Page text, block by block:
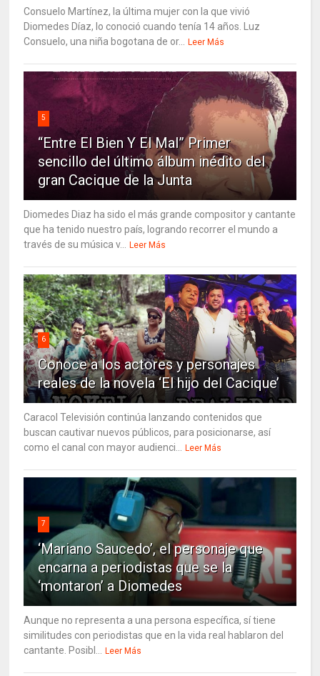
Consuelo Martínez, la última mujer con la que vivió
Diomedes Díaz, lo conoció cuando tenía 14 años. Luz
Consuelo, una niña bogotana de or... Leer Más
5
“Entre El Bien Y El Mal” Primer
sencillo del último álbum inédito del
gran Cacique de la Junta
Diomedes Diaz ha sido el más grande compositor y cantante
que ha tenido nuestro país, logrando recorrer el mundo a
través de su música v... Leer Más
6
Conoce a los actores y personajes
reales de la novela ‘El hijo del Cacique’
Caracol Televisión continúa lanzando contenidos que
buscan cautivar nuevos públicos, para posicionarse, así
como el canal con mayor audienci... Leer Más
7
‘Mariano Saucedo’, el personaje que
encarna a periodistas que se la
‘montaron’ a Diomedes
Aunque no representa a una persona específica, sí tiene
similitudes con periodistas que en la vida real hablaron del
cantante. Posibl... Leer Más